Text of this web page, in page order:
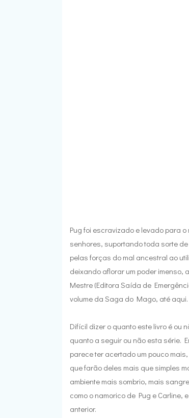
Pug foi escravizado e levado para
senhores, suportando toda sorte
pelas forças do mal ancestral ao
deixando aflorar um poder imenso,
Mestre (Editora Saída de
volume da Saga do Mago, até aqui.
Difícil dizer o quanto este livro é ou
quanto a seguir ou não esta série.
parece ter acertado um pouco
que farão deles mais que simples
ambiente mais sombrio, mais
como o namorico de Pug e
anterior.